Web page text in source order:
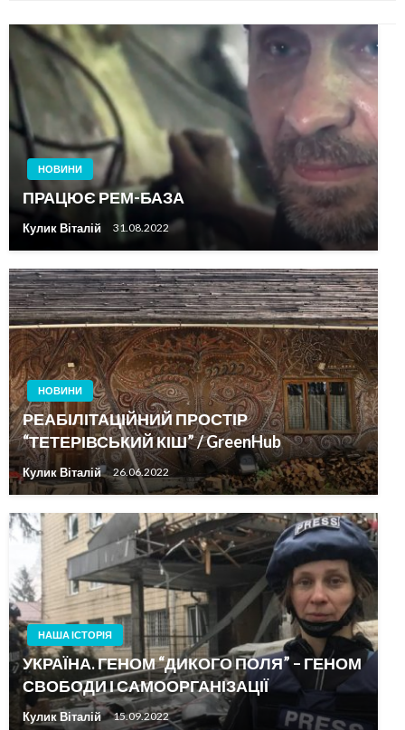
НОВИНИ
ПРАЦЮЄ РЕМ-БАЗА
Кулик Віталій 31.08.2022
НОВИНИ
РЕАБІЛІТАЦІЙНИЙ ПРОСТІР
“ТЕТЕРІВСЬКИЙ КІШ” / GreenHub
Кулик Віталій 26.06.2022
НАША ІСТОРІЯ
УКРАЇНА. ГЕНОМ “ДИКОГО ПОЛЯ” – ГЕНОМ
СВОБОДИ І САМООРГАНІЗАЦІЇ
Кулик Віталій 15.09.2022